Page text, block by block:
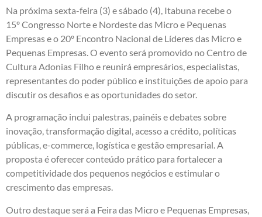
Na próxima sexta-feira (3) e sábado (4), Itabuna recebe o
15º Congresso Norte e Nordeste das Micro e Pequenas
Empresas e o 20º Encontro Nacional de Líderes das Micro e
Pequenas Empresas. O evento será promovido no Centro de
Cultura Adonias Filho e reunirá empresários, especialistas,
representantes do poder público e instituições de apoio para
discutir os desafios e as oportunidades do setor.
A programação inclui palestras, painéis e debates sobre
inovação, transformação digital, acesso a crédito, políticas
públicas, e-commerce, logística e gestão empresarial. A
proposta é oferecer conteúdo prático para fortalecer a
competitividade dos pequenos negócios e estimular o
crescimento das empresas.
Outro destaque será a Feira das Micro e Pequenas Empresas,